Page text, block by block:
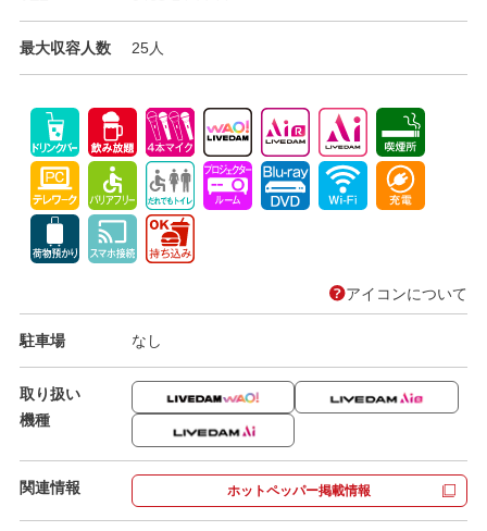
最大収容人数 25人
アイコンについて
駐車場 なし
取り扱い
機種
関連情報 ホットペッパー掲載情報